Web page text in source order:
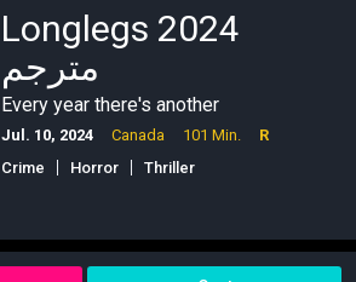
Longlegs 2024
مترجم
Every year there's another
Jul. 10, 2024 Canada 101 Min.
R
Crime
Horror Thriller